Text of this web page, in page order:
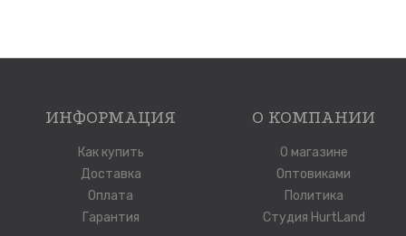
ИНФОРМАЦИЯ
Как купить
Доставка
Оплата
Гарантия
О КОМПАНИИ
О магазине
Оптовиками
Политика
Студия HurtLand